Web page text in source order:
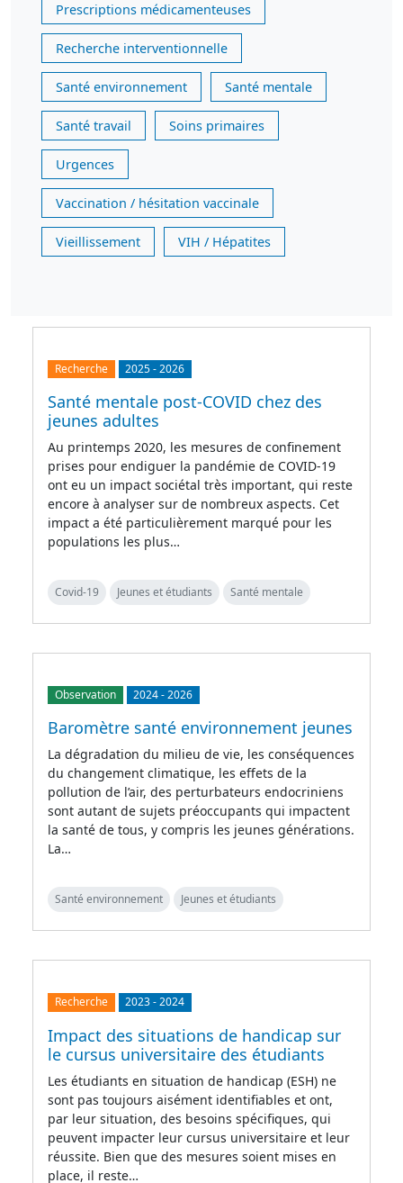
Prescriptions médicamenteuses
Recherche interventionnelle
Santé environnement Santé mentale
Santé travail Soins primaires
Urgences
Vaccination / hésitation vaccinale
Vieillissement VIH / Hépatites
Recherche 2025-2026
Santé mentale post-COVID chez des
jeunes adultes
Au printemps 2020, les mesures de confinement
prises pour endiguer la pandémie de COVID-19
ont eu un impact sociétal très important, qui reste
encore à analyser sur de nombreux aspects. Cet
impact a été particulièrement marqué pour les
populations les plus…
Covid-19 Jeunes et étudiants Santé mentale
Observation 2024-2026
Baromètre santé environnement jeunes
La dégradation du milieu de vie, les conséquences
du changement climatique, les effets de la
pollution de l’air, des perturbateurs endocriniens
sont autant de sujets préoccupants qui impactent
la santé de tous, y compris les jeunes générations.
La…
Santé environnement Jeunes et étudiants
Recherche 2023-2024
Impact des situations de handicap sur
le cursus universitaire des étudiants
Les étudiants en situation de handicap (ESH) ne
sont pas toujours aisément identifiables et ont,
par leur situation, des besoins spécifiques, qui
peuvent impacter leur cursus universitaire et leur
réussite. Bien que des mesures soient mises en
place, il reste…